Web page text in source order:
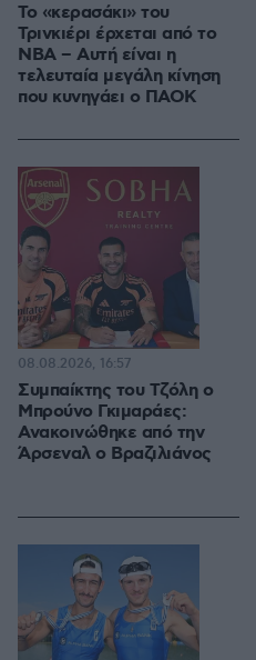
Το «κερασάκι» του
Τρινκιέρι έρχεται από το
NBA – Αυτή είναι η
τελευταία μεγάλη κίνηση
που κυνηγάει ο ΠΑΟΚ
Συμπαίκτης του Τζόλη ο
Μπρούνο Γκιμαράες:
Ανακοινώθηκε από την
Άρσεναλ ο Βραζιλιάνος
08.08.2026, 16:57